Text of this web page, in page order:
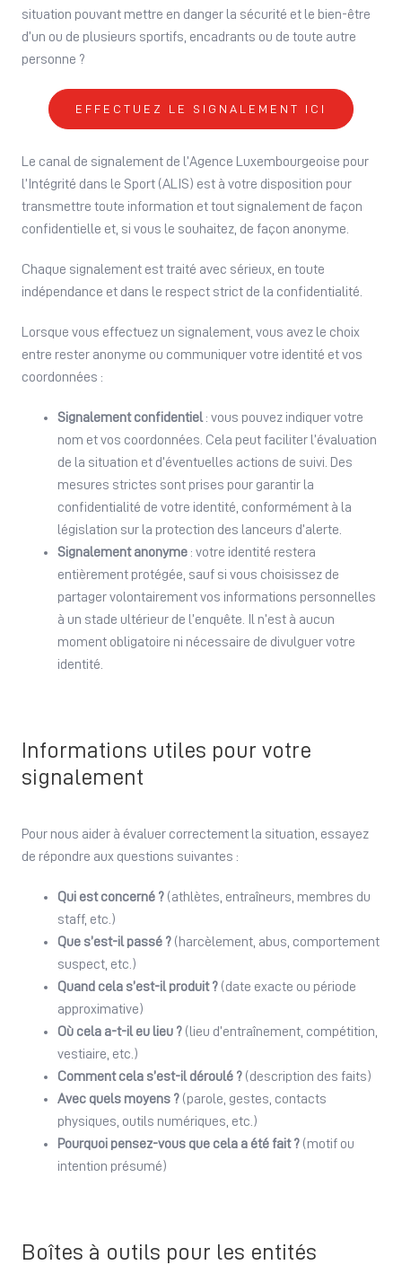
situation pouvant mettre en danger la sécurité et le bien-être
d’un ou de plusieurs sportifs, encadrants ou de toute autre
personne ?
EFFECTUEZ LE SIGNALEMENT ICI
Le canal de signalement de l’Agence Luxembourgeoise pour
l’Intégrité dans le Sport (ALIS) est à votre disposition pour
transmettre toute information et tout signalement de façon
confidentielle et, si vous le souhaitez, de façon anonyme.
Chaque signalement est traité avec sérieux, en toute
indépendance et dans le respect strict de la confidentialité.
Lorsque vous effectuez un signalement, vous avez le choix
entre rester anonyme ou communiquer votre identité et vos
coordonnées :
Signalement confidentiel: vous pouvez indiquer votre
nom et vos coordonnées. Cela peut faciliter l’évaluation
de la situation et d’éventuelles actions de suivi. Des
mesures strictes sont prises pour garantir la
confidentialité de votre identité, conformément à la
législation sur la protection des lanceurs d’alerte.
Signalement anonyme: votre identité restera
entièrement protégée, sauf si vous choisissez de
partager volontairement vos informations personnelles
à un stade ultérieur de l’enquête. Il n’est à aucun
moment obligatoire ni nécessaire de divulguer votre
identité.
Informations utiles pour votre
signalement
Pour nous aider à évaluer correctement la situation, essayez
de répondre aux questions suivantes :
Qui est concerné ?(athlètes, entraîneurs, membres du
staff, etc.)
Que s’est-il passé ?(harcèlement, abus, comportement
suspect, etc.)
Quand cela s’est-il produit ?(date exacte ou période
approximative)
Où cela a-t-il eu lieu ?(lieu d’entraînement, compétition,
vestiaire, etc.)
Comment cela s’est-il déroulé ?(description des faits)
Avec quels moyens ?(parole, gestes, contacts
physiques, outils numériques, etc.)
Pourquoi pensez-vous que cela a été fait ?(motif ou
intention présumé)
Boîtes à outils pour les entités